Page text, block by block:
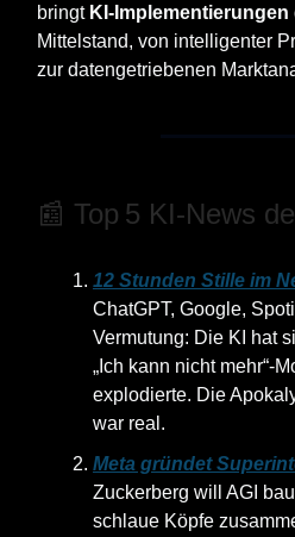
bringt KI-Implementierungen
Mittelstand, von intelligenter
zur datengetriebenen
📰 Top 5 KI‑News
12 Stunden Stille im
ChatGPT, Google,
Vermutung: Die KI hat
„Ich kann nicht mehr“-
explodierte. Die
war real.
Meta gründet
Zuckerberg will AGI
schlaue Köpfe